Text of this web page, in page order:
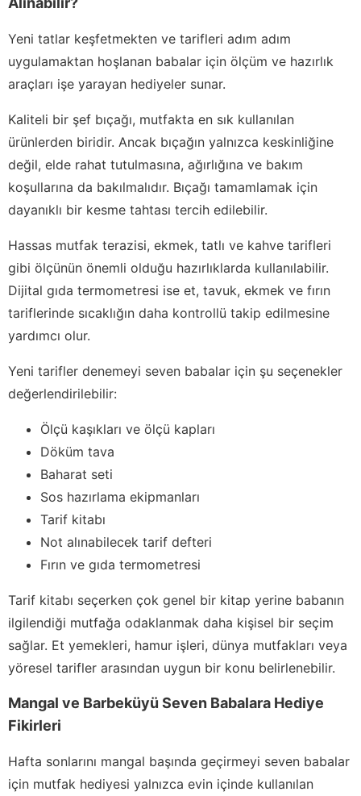
Yeni tatlar keşfetmekten ve tarifleri adım adım
uygulamaktan hoşlanan babalar için ölçüm ve hazırlık
araçları işe yarayan hediyeler sunar.
Kaliteli bir şef bıçağı, mutfakta en sık kullanılan
ürünlerden biridir. Ancak bıçağın yalnızca keskinliğine
değil, elde rahat tutulmasına, ağırlığına ve bakım
koşullarına da bakılmalıdır. Bıçağı tamamlamak için
dayanıklı bir kesme tahtası tercih edilebilir.
Hassas mutfak terazisi, ekmek, tatlı ve kahve tarifleri
gibi ölçünün önemli olduğu hazırlıklarda kullanılabilir.
Dijital gıda termometresi ise et, tavuk, ekmek ve fırın
tariflerinde sıcaklığın daha kontrollü takip edilmesine
yardımcı olur.
Yeni tarifler denemeyi seven babalar için şu seçenekler
değerlendirilebilir:
Ölçü kaşıkları ve ölçü kapları
Döküm tava
Baharat seti
Sos hazırlama ekipmanları
Tarif kitabı
Not alınabilecek tarif defteri
Fırın ve gıda termometresi
Tarif kitabı seçerken çok genel bir kitap yerine babanın
ilgilendiği mutfağa odaklanmak daha kişisel bir seçim
sağlar. Et yemekleri, hamur işleri, dünya mutfakları veya
yöresel tarifler arasından uygun bir konu belirlenebilir.
Mangal ve Barbeküyü Seven Babalara Hediye
Fikirleri
Hafta sonlarını mangal başında geçirmeyi seven babalar
için mutfak hediyesi yalnızca evin içinde kullanılan